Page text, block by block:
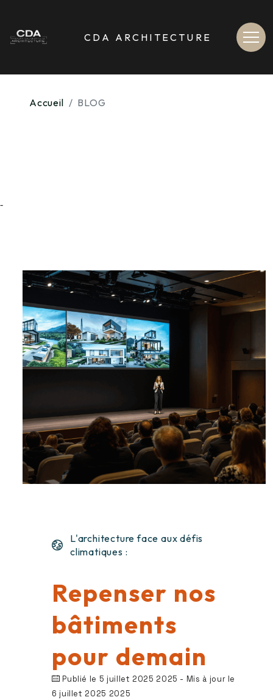
CDA ARCHITECTURE
contenu du site non accessible depuis le menu de navigation haut
Accueil BLOG
-
L'architecture face aux défis
climatiques :
Repenser nos
bâtiments
pour demain
Publié le 5 juillet 2025 2025 - Mis à jour le
6 juillet 2025 2025